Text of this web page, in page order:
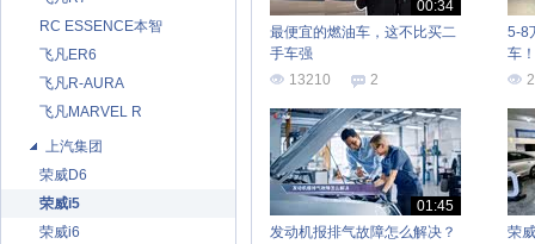
RC ESSENCE本智
飞凡ER6
飞凡R-AURA
飞凡MARVEL R
上汽集团
荣威D6
荣威i5
荣威i6
00:34
最便宜的燃油车，这不比买二
手车强
13210
2
5-8
车
长
01:45
发动机报排气故障怎么解决？
荣